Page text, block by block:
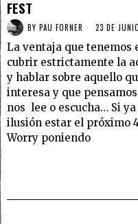
FEST
BY PAU FORNER 23 DE
La ventaja que tenemos
cubrir estrictamente la
y hablar sobre aquello
interesa y que
nos lee o escucha… Si
ilusión estar el próximo
Worry poniendo